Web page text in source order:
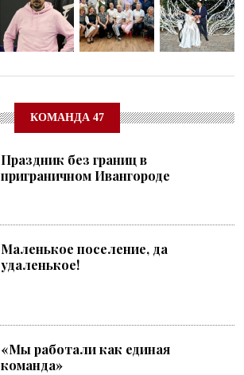
КОМАНДА 47
Праздник без границ в
приграничном Ивангороде
Маленькое поселение, да
удаленькое!
«Мы работали как единая
команда»